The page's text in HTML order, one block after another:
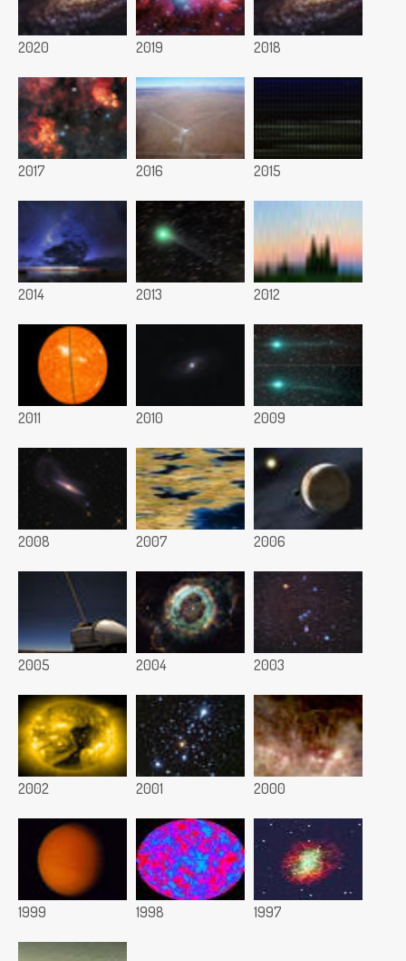
2020 2019 2018
2017 2016 2015
2014 2013 2012
2011 2010 2009
2008 2007 2006
2005 2004 2003
2002 2001 2000
1999 1998 1997